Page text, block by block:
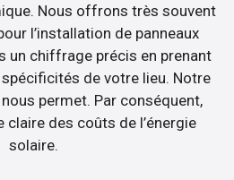
Nous offrons très souvent
l’installation de panneaux
un chiffrage précis en prenant
de votre lieu. Notre
permet. Par conséquent,
claire des coûts de l’énergie
solaire.